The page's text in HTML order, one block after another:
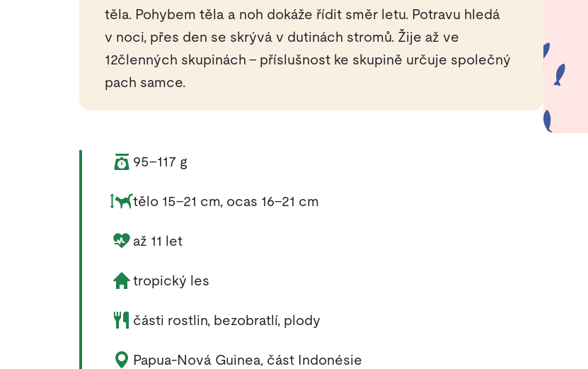
těla. Pohybem těla a noh dokáže řídit směr letu. Potravu hledá
v noci, přes den se skrývá v dutinách stromů. Žije až ve
12členných skupinách – příslušnost ke skupině určuje společný
pach samce.
Váha zvířete:
95–117 g
Rozměry zvířete:
tělo 15–21 cm, ocas 16–21 cm
Délka života zvířete:
až 11 let
Životní prostředí zvířete:
tropický les
Potrava zvířete:
části rostlin, bezobratlí, plody
Výskyt zvířete:
Papua-Nová Guinea, část Indonésie